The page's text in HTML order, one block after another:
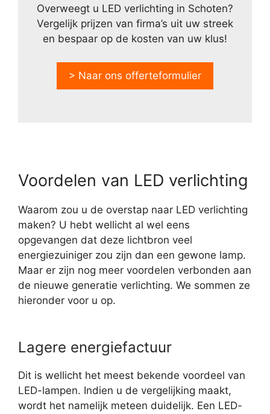
Overweegt u LED verlichting in Schoten?
Vergelijk prijzen van firma’s uit uw streek
en bespaar op de kosten van uw klus!
> Naar ons offerteformulier
Voordelen van LED verlichting
Waarom zou u de overstap naar LED verlichting
maken? U hebt wellicht al wel eens
opgevangen dat deze lichtbron veel
energiezuiniger zou zijn dan een gewone lamp.
Maar er zijn nog meer voordelen verbonden aan
de nieuwe generatie verlichting. We sommen ze
hieronder voor u op.
Lagere energiefactuur
Dit is wellicht het meest bekende voordeel van
LED-lampen. Indien u de vergelijking maakt,
wordt het namelijk meteen duidelijk. Een LED-